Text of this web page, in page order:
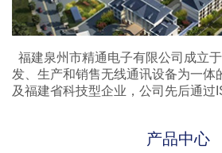
福建泉州市精通电子有限公司成立
发、生产和销售无线通讯设备为一体
及福建省科技型企业，公司先后通过
产品中心